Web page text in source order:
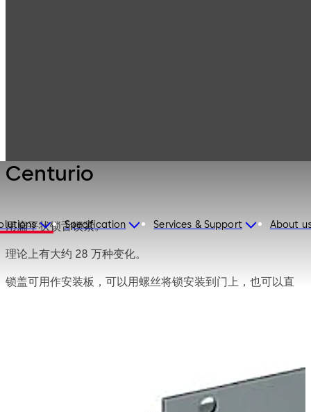
Specification Services & Support About
Centurio
用扁平状锁舌锁紧。
理论上有大约 28 万种变化。
锁盖可用作安装板，可以用螺丝将锁安装到门上，也可以直